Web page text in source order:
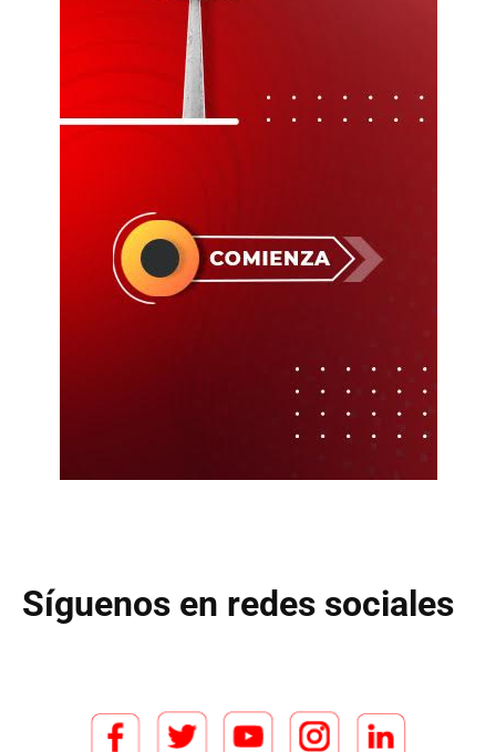
Síguenos en redes sociales